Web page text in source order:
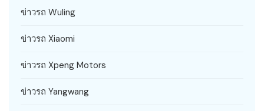
ข่าวรถ Wuling
ข่าวรถ Xiaomi
ข่าวรถ Xpeng Motors
ข่าวรถ Yangwang